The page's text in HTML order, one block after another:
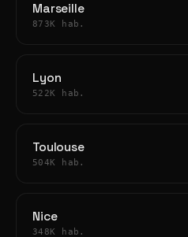
Marseille
873K hab.
Lyon
522K hab.
Toulouse
504K hab.
Nice
348K hab.